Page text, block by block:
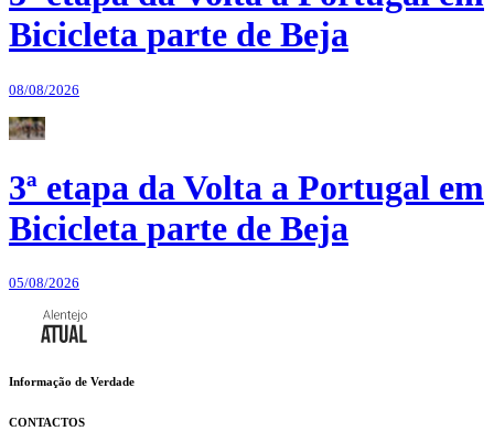
Bicicleta parte de Beja
08/08/2026
3ª etapa da Volta a Portugal em
Bicicleta parte de Beja
05/08/2026
Informação de Verdade
CONTACTOS